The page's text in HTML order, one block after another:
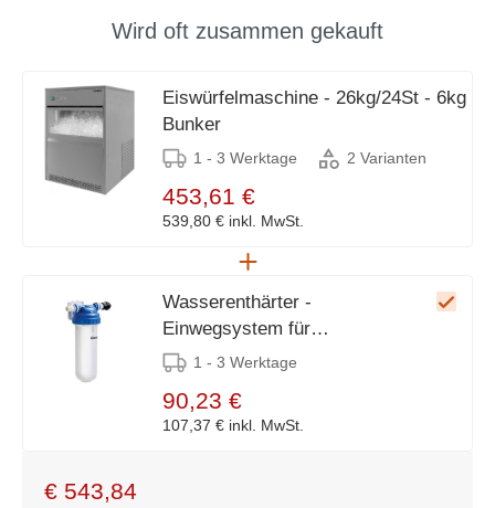
Wird oft zusammen gekauft
Eiswürfelmaschine - 26kg/24St - 6kg
Bunker
1 - 3 Werktage 2 Varianten
453,61 €
539,80 € inkl. MwSt.
Wasserenthärter -
Einwegsystem für
Kaffeemaschine, Eismaschine,
1 - 3 Werktage
90,23 €
107,37 € inkl. MwSt.
€ 543,84